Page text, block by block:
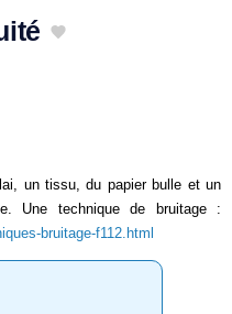
un tissu, du papier bulle et un
Une technique de bruitage :
bruitage-f112.html